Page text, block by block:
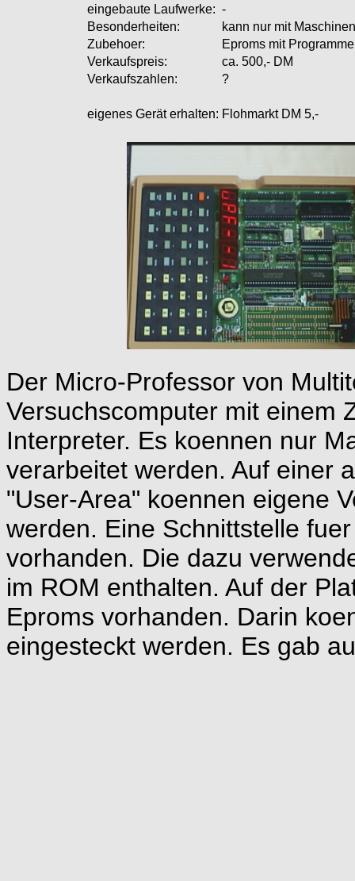
eingebaute Laufwerke: -
Besonderheiten:
kann nur mit
Zubehoer:
Eproms mit
Verkaufspreis:
ca. 500,- DM
Verkaufszahlen:
?
eigenes Gerät erhalten: Flohmarkt DM 5,-
Der Micro-Professor von
Versuchscomputer mit einem
Interpreter. Es koennen nur
verarbeitet werden. Auf einer
"User-Area" koennen eigene
werden. Eine Schnittstelle
vorhanden. Die dazu
im ROM enthalten. Auf der
Eproms vorhanden. Darin
eingesteckt werden. Es gab